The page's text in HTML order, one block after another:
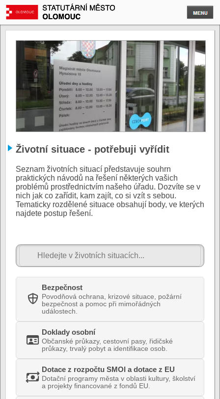
Životní situace - potřebuji vyřídit
Seznam životních situací představuje souhrn
praktických návodů na řešení některých vašich
problémů prostřednictvím našeho úřadu. Dozvíte se v
nich jak co zařídit, kam zajít, co si vzít s sebou.
Tematicky rozdělené situace obsahují body, ve kterých
najdete postup řešení.
Bezpečnost
Povodňová ochrana, krizové situace, požární
bezpečnost a pomoc při mimořádných
událostech.
Doklady osobní
Občanské průkazy, cestovní pasy, řidičské
průkazy, trvalý pobyt a identifikace osob.
Dotace z rozpočtu SMOl a dotace z EU
Dotační programy města v oblasti kultury, školství
a projekty financované z fondů EU.